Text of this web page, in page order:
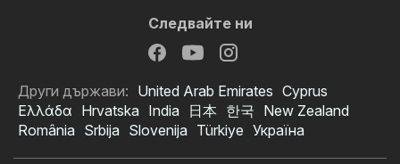
Следвайте ни
Други държави: United Arab Emirates Cyprus
Ελλάδα Hrvatska India 日本 한국 New Zealand
România Srbija Slovenija Türkiye Україна